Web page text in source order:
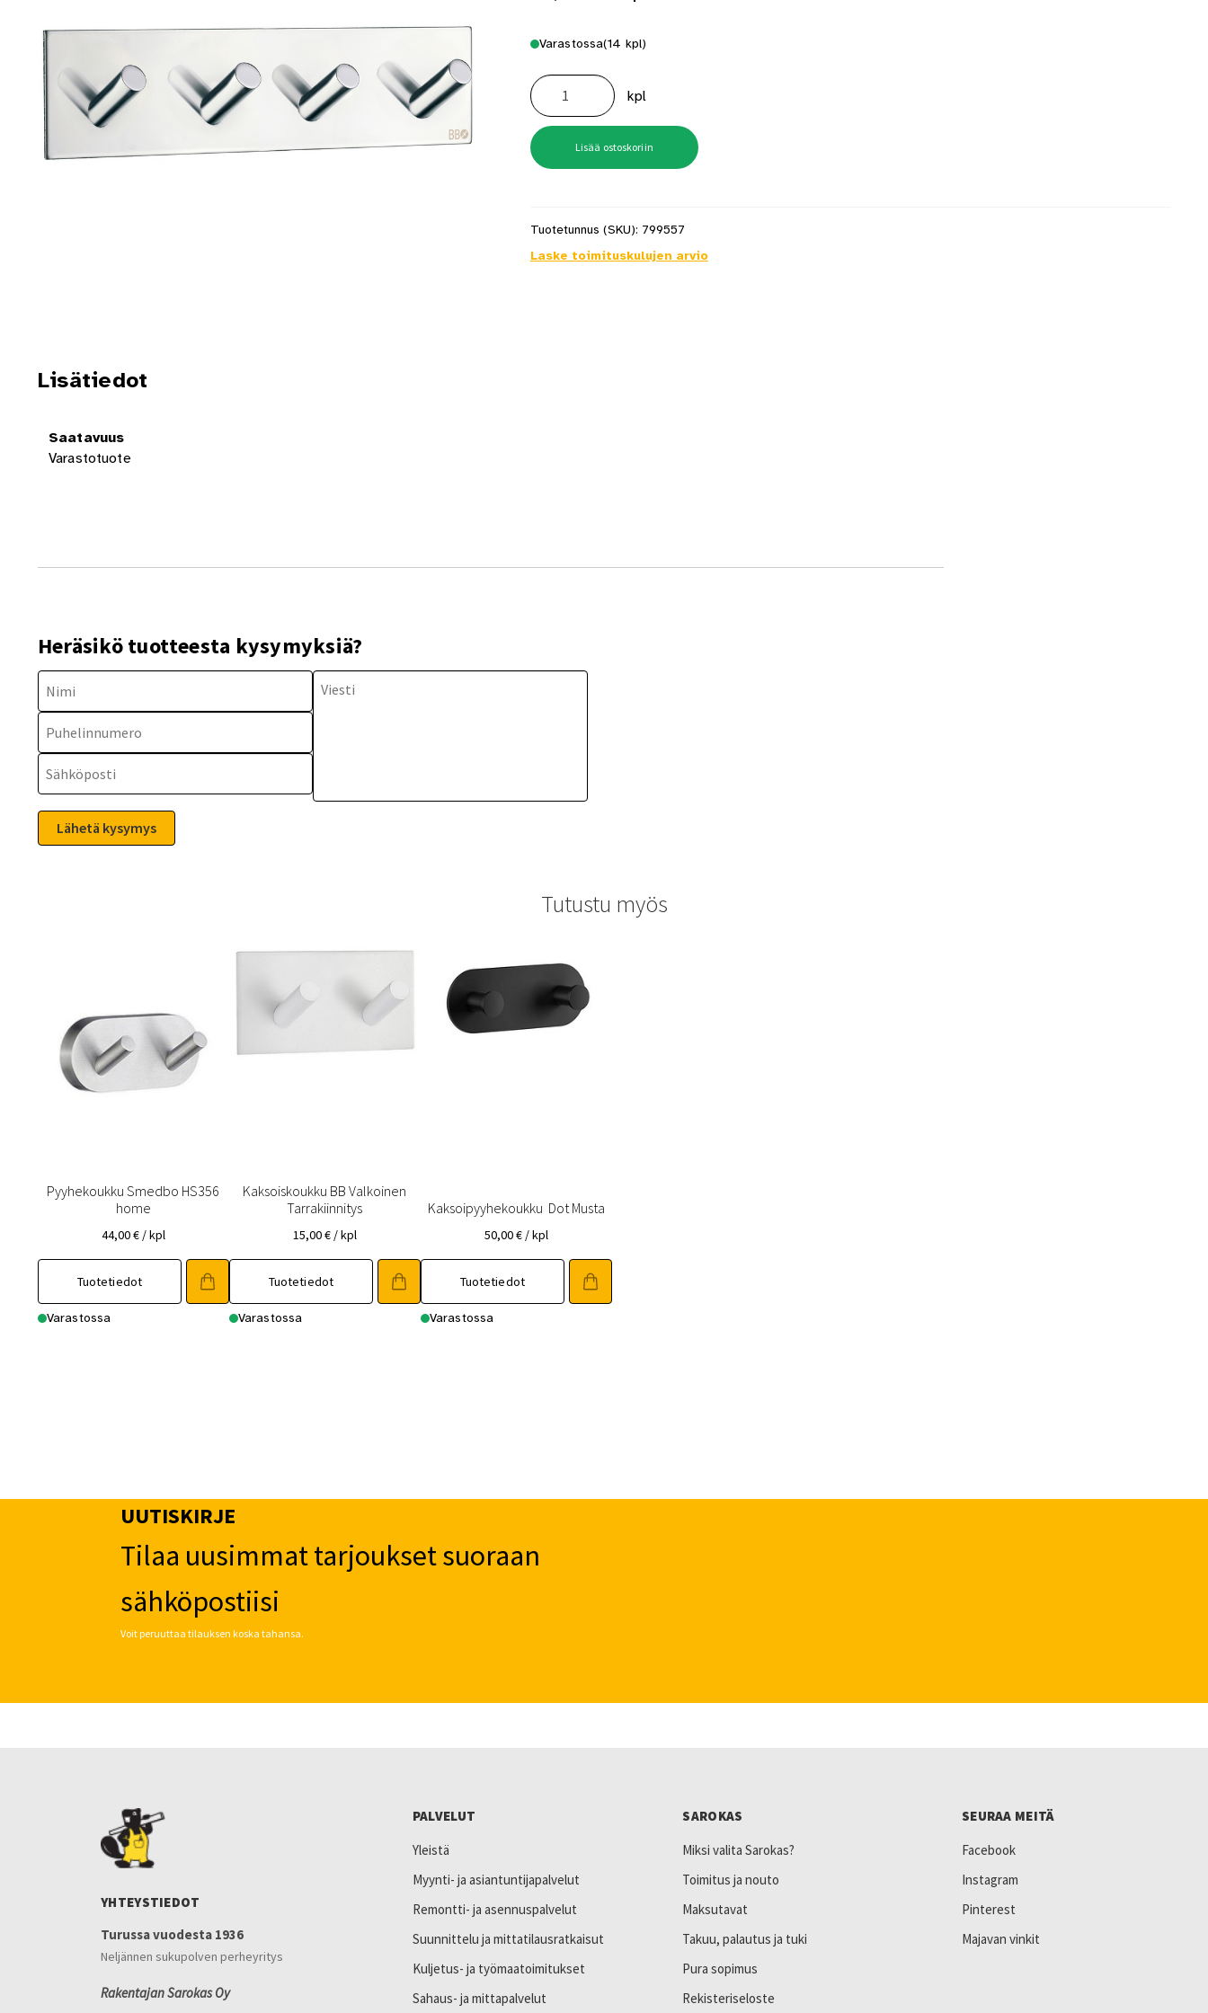
Varastossa(14 kpl)
Nelikoukkusarja
BB
Kromi
Tarrakiinnitys
määrä
kpl
Lisää ostoskoriin
Tuotetunnus (SKU): 799557
Laske toimituskulujen arvio
Lisätiedot
Saatavuus
Varastotuote
Heräsikö tuotteesta kysymyksiä?
Tutustu myös
Pyyhekoukku Smedbo HS356
home
44,00€ / kpl
Tuotetiedot
Varastossa
Kaksoiskoukku BB Valkoinen
Tarrakiinnitys
15,00€ / kpl
Tuotetiedot
Varastossa
Kaksoipyyhekoukku Dot Musta
50,00€ / kpl
Tuotetiedot
Varastossa
UUTISKIRJE
Tilaa uusimmat tarjoukset suoraan
sähköpostiisi
Voit peruuttaa tilauksen koska tahansa.
YHTEYSTIEDOT
Turussa vuodesta 1936
Neljännen sukupolven perheyritys
Rakentajan Sarokas Oy
PALVELUT
Yleistä
Myynti- ja asiantuntijapalvelut
Remontti- ja asennuspalvelut
Suunnittelu ja mittatilausratkaisut
Kuljetus- ja työmaatoimitukset
Sahaus- ja mittapalvelut
SAROKAS
Miksi valita Sarokas?
Toimitus ja nouto
Maksutavat
Takuu, palautus ja tuki
Pura sopimus
Rekisteriseloste
SEURAA MEITÄ
Facebook
Instagram
Pinterest
Majavan vinkit